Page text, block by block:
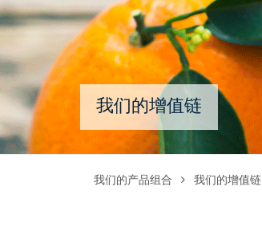
我们的增值链
我们的产品组合 我们的增值链